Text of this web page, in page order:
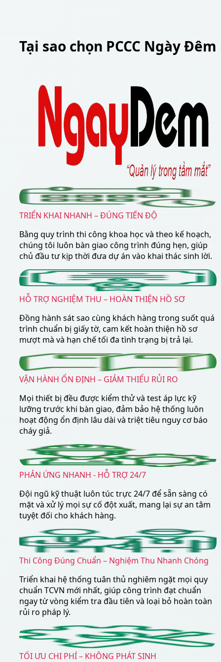
Tại sao chọn PCCC Ngày Đêm
TRIỂN KHAI NHANH – ĐÚNG TIẾN ĐỘ
Bằng quy trình thi công khoa học và theo kế hoạch,
chúng tôi luôn bàn giao công trình đúng hẹn, giúp
chủ đầu tư kịp thời đưa dự án vào khai thác sinh lời.
HỖ TRỢ NGHIỆM THU – HOÀN THIỆN HỒ SƠ
Đồng hành sát sao cùng khách hàng trong suốt quá
trình chuẩn bị giấy tờ, cam kết hoàn thiện hồ sơ
mượt mà và hạn chế tối đa tình trạng bị trả lại.
VẬN HÀNH ỔN ĐỊNH – GIẢM THIỂU RỦI RO
Mọi thiết bị đều được kiểm thử và test áp lực kỹ
lưỡng trước khi bàn giao, đảm bảo hệ thống luôn
hoạt động ổn định lâu dài và triệt tiêu nguy cơ báo
cháy giả.
PHẢN ỨNG NHANH - HỖ TRỢ 24/7
Đội ngũ kỹ thuật luôn túc trực 24/7 để sẵn sàng có
mặt và xử lý mọi sự cố đột xuất, mang lại sự an tâm
tuyệt đối cho khách hàng.
Thi Công Đúng Chuẩn – Nghiệm Thu Nhanh Chóng
Triển khai hệ thống tuân thủ nghiêm ngặt mọi quy
chuẩn TCVN mới nhất, giúp công trình đạt chuẩn
ngay từ vòng kiểm tra đầu tiên và loại bỏ hoàn toàn
rủi ro pháp lý.
TỐI ƯU CHI PHÍ – KHÔNG PHÁT SINH